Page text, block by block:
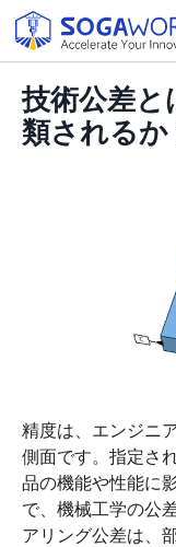
技術公差
類されるか
精度は、エンジニ
側面です。指定さ
品の機能や性能に
で、機械工学の公
アリング公差は、